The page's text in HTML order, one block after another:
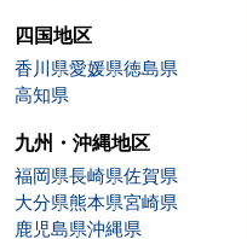
四国地区
香川県愛媛県徳島県
高知県
九州・沖縄地区
福岡県長崎県佐賀県
大分県熊本県宮崎県
鹿児島県沖縄県